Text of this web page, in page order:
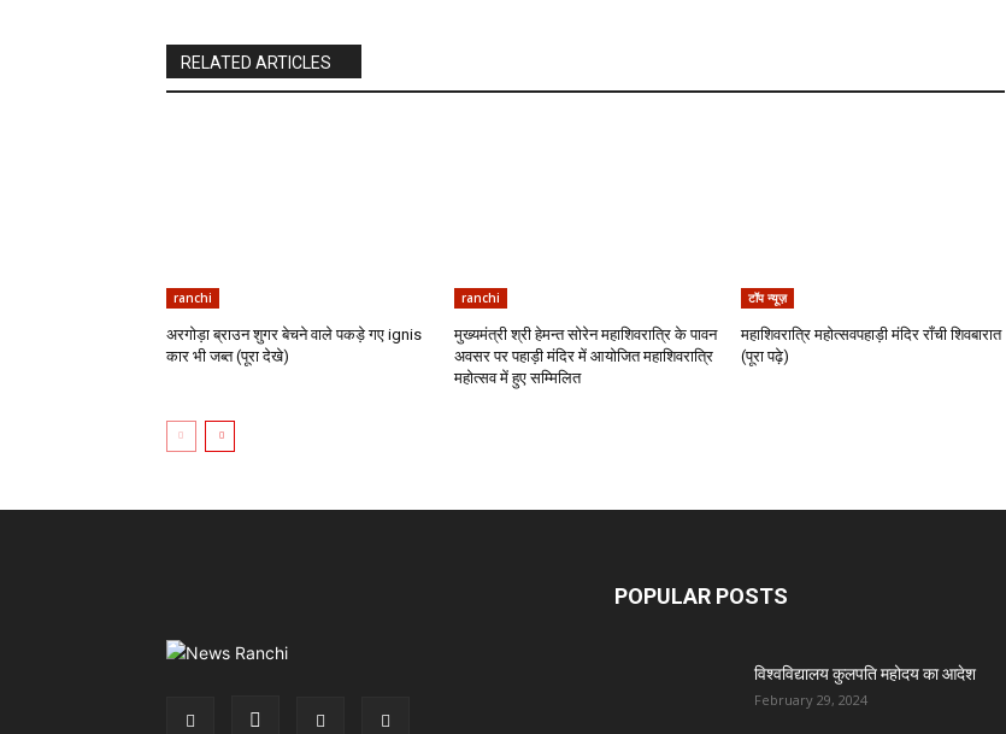
RELATED ARTICLES
ranchi
अरगोड़ा ब्राउन शुगर बेचने वाले पकड़े गए ignis
कार भी जब्त (पूरा देखे)
ranchi
मुख्यमंत्री श्री हेमन्त सोरेन महाशिवरात्रि के पावन
अवसर पर पहाड़ी मंदिर में आयोजित महाशिवरात्रि
महोत्सव में हुए सम्मिलित
टॉप न्यूज़
महाशिवरात्रि महोत्सवपहाड़ी मंदिर राँची शिवबारात
(पूरा पढ़े)
POPULAR POSTS
विश्वविद्यालय कुलपति महोदय का आदेश
February 29, 2024